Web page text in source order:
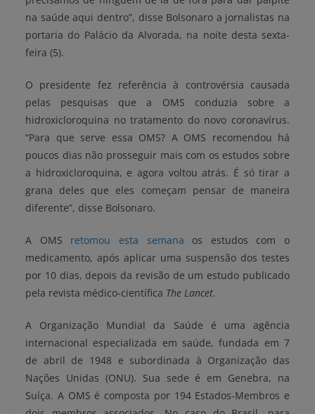
na saúde aqui dentro”, disse Bolsonaro a jornalistas na
portaria do Palácio da Alvorada, na noite desta sexta-
feira (5).
O presidente fez referência à controvérsia causada
pelas pesquisas que a OMS conduzia sobre a
hidroxicloroquina no tratamento do novo coronavírus.
“Para que serve essa OMS? A OMS recomendou há
poucos dias não prosseguir mais com os estudos sobre
a hidroxicloroquina, e agora voltou atrás. É só tirar a
grana deles que eles começam pensar de maneira
diferente”, disse Bolsonaro.
A OMS retomou esta semana os estudos com o
medicamento, após aplicar uma suspensão dos testes
por 10 dias, depois da revisão de um estudo publicado
pela revista médico-científica The Lancet.
A Organização Mundial da Saúde é uma agência
internacional especializada em saúde, fundada em 7
de abril de 1948 e subordinada à Organização das
Nações Unidas (ONU). Sua sede é em Genebra, na
Suíça. A OMS é composta por 194 Estados-Membros e